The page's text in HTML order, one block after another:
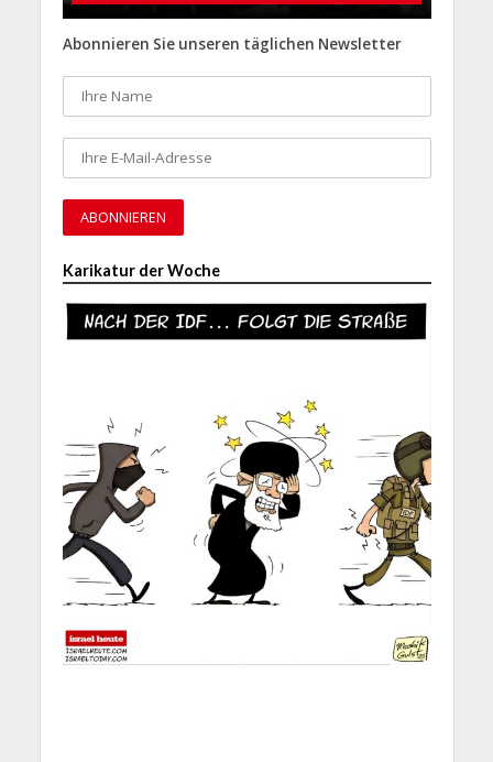
Abonnieren Sie unseren täglichen Newsletter
Karikatur der Woche